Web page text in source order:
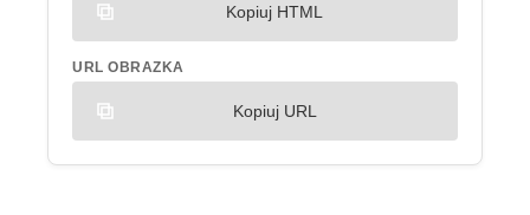
Kopiuj HTML
URL OBRAZKA
Kopiuj URL